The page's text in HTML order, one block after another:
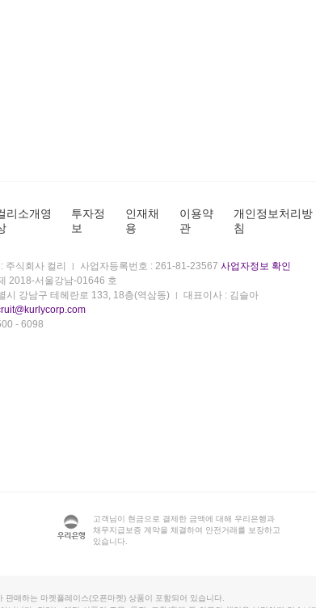
리소개영
투자정
보
인재채
용
이용약
관
개인정보처리방
침
주식회사 컬리 사업자등록번호 : 261-81-23567 사업자정보 확인
2018-서울강남-01646 호
시 강남구 테헤란로 133, 18층(역삼동)
대표이사 : 김슬아
- 6098
고객님이 현금으로 결제한 금액에 대해 우리은행과
채무지급보증 계약을 체결하여 안전거래를 보장하고
있습니다.
매하는 마켓플레이스(오픈마켓) 상품이 포함되어 있습니다.